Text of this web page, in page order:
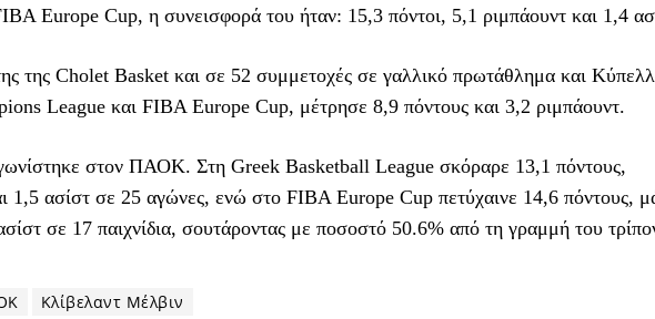
Europe Cup, η συνεισφορά του ήταν: 15,3 πόντοι, 5,1 ριμπάουντ και 1,4
της Cholet Basket και σε 52 συμμετοχές σε γαλλικό πρωτάθλημα και
League και FIBA Europe Cup, μέτρησε 8,9 πόντους και 3,2 ριμπάουντ.
στον ΠΑΟΚ. Στη Greek Basketball League σκόραρε 13,1 πόντους,
1,5 ασίστ σε 25 αγώνες, ενώ στο FIBA Europe Cup πετύχαινε 14,6 πόντους,
σε 17 παιχνίδια, σουτάροντας με ποσοστό 50.6% από τη γραμμή του
Κλίβελαντ Μέλβιν